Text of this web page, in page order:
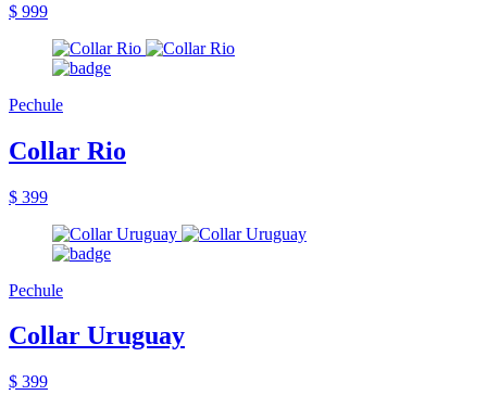
$ 999
Pechule
Collar Rio
$ 399
Pechule
Collar Uruguay
$ 399